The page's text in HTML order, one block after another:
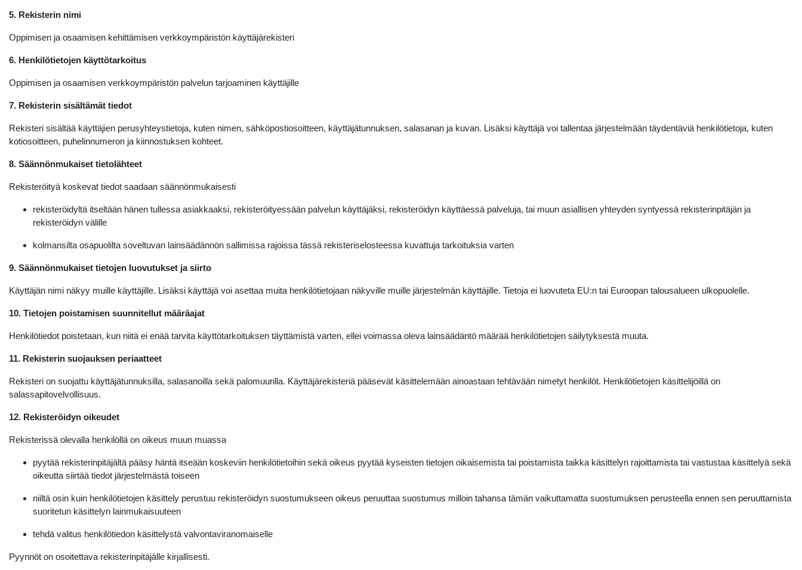
5. Rekisterin nimi
Oppimisen ja osaamisen kehittämisen verkkoympäristön käyttäjärekisteri
6. Henkilötietojen käyttötarkoitus
Oppimisen ja osaamisen verkkoympäristön palvelun tarjoaminen käyttäjille
7. Rekisterin sisältämät tiedot
Rekisteri sisältää käyttäjien perusyhteystietoja, kuten nimen, sähköpostiosoitteen, käyttäjätunnuksen, salasanan ja kuvan. Lisäksi käyttäjä voi tallentaa järjestelmään täydentäviä henkilötietoja, kuten
kotiosoitteen, puhelinnumeron ja kiinnostuksen kohteet.
8. Säännönmukaiset tietolähteet
Rekisteröityä koskevat tiedot saadaan säännönmukaisesti
rekisteröidyltä itseltään hänen tullessa asiakkaaksi, rekisteröityessään palvelun käyttäjäksi, rekisteröidyn käyttäessä palveluja, tai muun asiallisen yhteyden syntyessä rekisterinpitäjän ja
rekisteröidyn välille
kolmansilta osapuolilta soveltuvan lainsäädännön sallimissa rajoissa tässä rekisteriselosteessa kuvattuja tarkoituksia varten
9. Säännönmukaiset tietojen luovutukset ja siirto
Käyttäjän nimi näkyy muille käyttäjille. Lisäksi käyttäjä voi asettaa muita henkilötietojaan näkyville muille järjestelmän käyttäjille. Tietoja ei luovuteta EU:n tai Euroopan talousalueen ulkopuolelle.
10. Tietojen poistamisen suunnitellut määräajat
Henkilötiedot poistetaan, kun niitä ei enää tarvita käyttötarkoituksen täyttämistä varten, ellei voimassa oleva lainsäädäntö määrää henkilötietojen säilytyksestä muuta.
11. Rekisterin suojauksen periaatteet
Rekisteri on suojattu käyttäjätunnuksilla, salasanoilla sekä palomuurilla. Käyttäjärekisteriä pääsevät käsittelemään ainoastaan tehtävään nimetyt henkilöt. Henkilötietojen käsittelijöillä on
salassapitovelvollisuus.
12. Rekisteröidyn oikeudet
Rekisterissä olevalla henkilöllä on oikeus muun muassa
pyytää rekisterinpitäjältä pääsy häntä itseään koskeviin henkilötietoihin sekä oikeus pyytää kyseisten tietojen oikaisemista tai poistamista taikka käsittelyn rajoittamista tai vastustaa käsittelyä sekä
oikeutta siirtää tiedot järjestelmästä toiseen
niiltä osin kuin henkilötietojen käsittely perustuu rekisteröidyn suostumukseen oikeus peruuttaa suostumus milloin tahansa tämän vaikuttamatta suostumuksen perusteella ennen sen peruuttamista
suoritetun käsittelyn lainmukaisuuteen
tehdä valitus henkilötiedon käsittelystä valvontaviranomaiselle
Pyynnöt on osoitettava rekisterinpitäjälle kirjallisesti.